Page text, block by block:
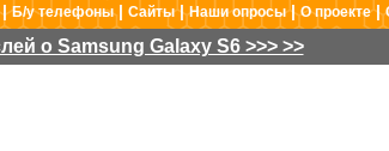
Б/у телефоны| Сайты|Наши опросы|О проекте|
о Samsung Galaxy S6 >>> >>